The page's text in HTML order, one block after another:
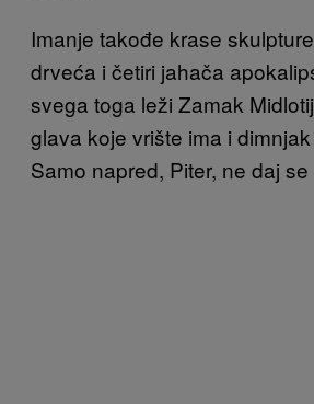
Imanje takođe krase
drveća i četiri jahača
svega toga leži Zamak
glava koje vrište ima i
Samo napred, Piter, ne daj se